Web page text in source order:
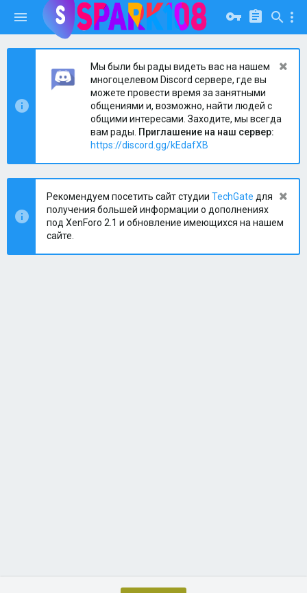
Мы были бы рады видеть вас на нашем
многоцелевом Discord сервере, где вы
можете провести время за занятными
общениями и, возможно, найти людей с
общими интересами. Заходите, мы всегда
вам рады. Приглашение на наш сервер:
https://discord.gg/kEdafXB
Рекомендуем посетить сайт студии TechGate для
получения большей информации о дополнениях
под XenForo 2.1 и обновление имеющихся на нашем
сайте.